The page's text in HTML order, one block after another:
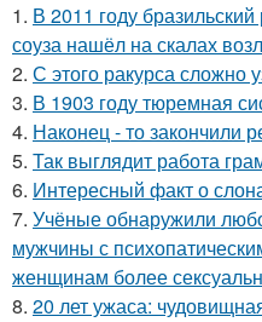
1. В 2011 году
соуза нашёл на скалах
2. С этого ракурса сложно
3. В 1903 году тюремная
4. Наконец - то закончили
5. Так выглядит работа
6. Интересный факт о
7. Учёные обнаружили
мужчины с
женщинам более
8. 20 лет ужаса: